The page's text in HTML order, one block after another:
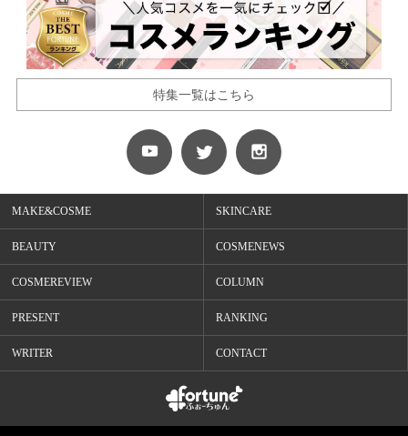
特集一覧はこちら
MAKE&COSME SKINCARE
BEAUTY COSMENEWS
COSMEREVIEW COLUMN
PRESENT RANKING
WRITER CONTACT